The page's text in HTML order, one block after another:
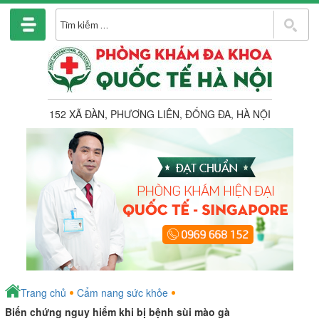
Chuyển
phần
152 XÃ ĐÀN, PHƯƠNG LIÊN, ĐỐNG ĐA, HÀ NỘI
Trang chủ
Cẩm nang sức khỏe
Biến chứng nguy hiểm khi bị bệnh sùi mào gà